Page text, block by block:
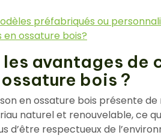
préfabriqués ou
en ossature bois?
les avantages de
bois ?
en ossature bois présente
naturel et renouvelable, ce
d’être respectueux de